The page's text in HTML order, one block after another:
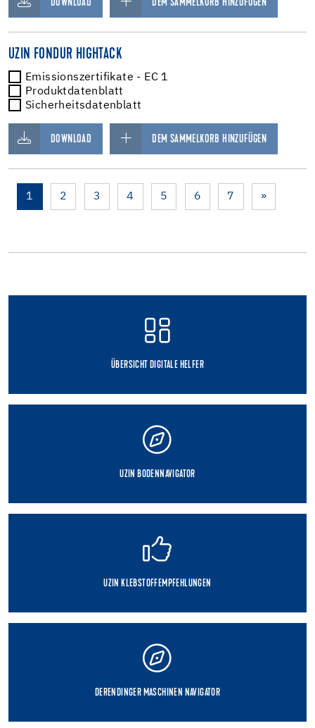
DOWNLOAD DEM SAMMELKORB HINZUFÜGEN
UZIN FONDUR HIGHTACK
Emissionszertifikate - EC 1
Produktdatenblatt
Sicherheitsdatenblatt
DOWNLOAD DEM SAMMELKORB HINZUFÜGEN
1 2 3 4 5 6 7 »
ÜBERSICHT DIGITALE HELFER
UZIN BODENNAVIGATOR
UZIN KLEBSTOFFEMPFEHLUNGEN
DERENDINGER MASCHINEN NAVIGATOR